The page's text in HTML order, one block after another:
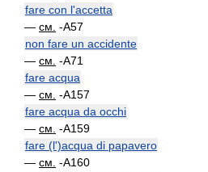
fare con l'accetta
— см. -A57
non fare un accidente
— см. -A71
fare acqua
— см. -A157
fare acqua da occhi
— см. -A159
fare (l')acqua di papavero
— см. -A160